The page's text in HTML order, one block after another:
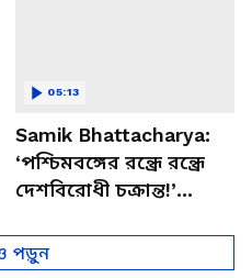
Samik Bhattacharya:
‘পশ্চিমবঙ্গের রন্ধ্রে রন্ধ্রে
দেশবিরোধী চক্রান্ত!’
BJP News
05:13
পড়ুন